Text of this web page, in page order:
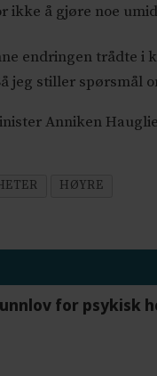
å gjøre noe
endringen trådte
jeg stiller spørsmål
Anniken
HØYRE
for psykisk